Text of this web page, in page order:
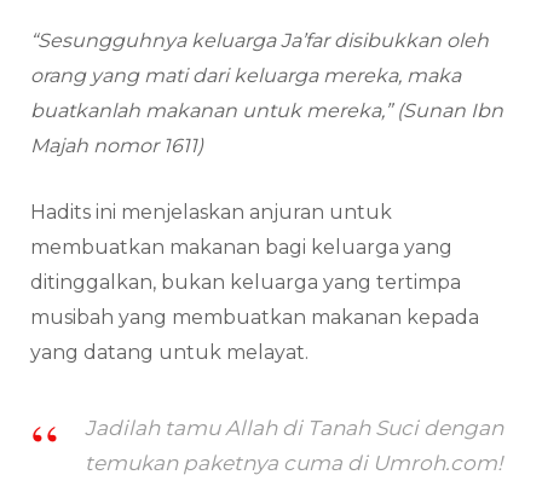
“Sesungguhnya keluarga Ja’far disibukkan oleh
orang yang mati dari keluarga mereka, maka
buatkanlah makanan untuk mereka,” (Sunan Ibn
Majah nomor 1611)
Hadits ini menjelaskan anjuran untuk
membuatkan makanan bagi keluarga yang
ditinggalkan, bukan keluarga yang tertimpa
musibah yang membuatkan makanan kepada
yang datang untuk melayat.
Jadilah tamu Allah di Tanah Suci dengan
temukan paketnya cuma di Umroh.com!